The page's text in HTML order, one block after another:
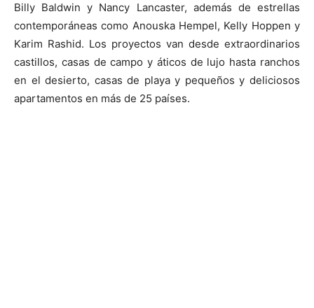
Billy Baldwin y Nancy Lancaster, además de estrellas
contemporáneas como Anouska Hempel, Kelly Hoppen y
Karim Rashid. Los proyectos van desde extraordinarios
castillos, casas de campo y áticos de lujo hasta ranchos
en el desierto, casas de playa y pequeños y deliciosos
apartamentos en más de 25 países.